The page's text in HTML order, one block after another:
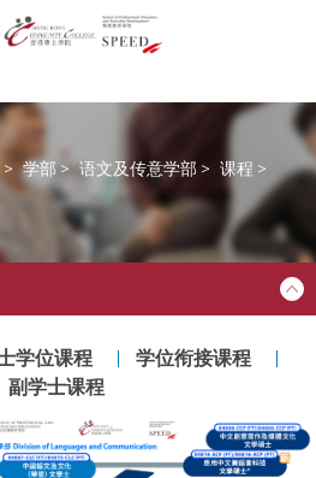
> 学部 > 语文及传意学部 > 课程 >
学位课程
学位衔接课程
副学士课程